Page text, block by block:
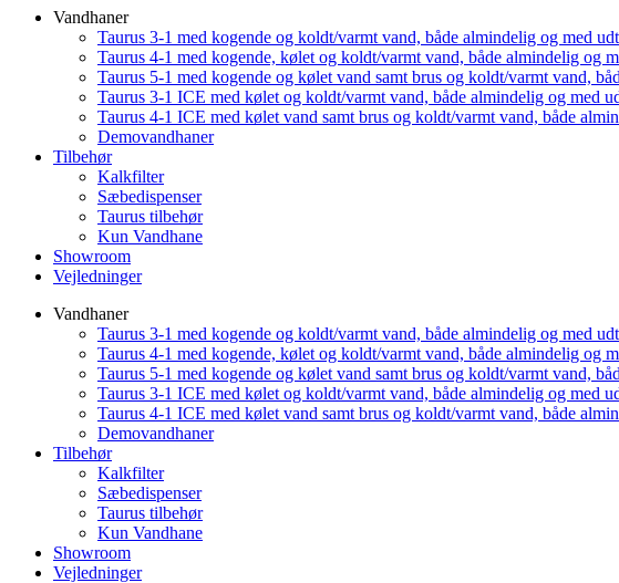
Vandhaner
Taurus 3-1 med kogende og koldt/varmt vand, både almindelig og med
Taurus 4-1 med kogende, kølet og koldt/varmt vand, både almindelig og
Taurus 5-1 med kogende og kølet vand samt brus og koldt/varmt vand,
Taurus 3-1 ICE med kølet og koldt/varmt vand, både almindelig og med
Taurus 4-1 ICE med kølet vand samt brus og koldt/varmt vand, både
Demovandhaner
Tilbehør
Kalkfilter
Sæbedispenser
Taurus tilbehør
Kun Vandhane
Showroom
Vejledninger
Vandhaner
Taurus 3-1 med kogende og koldt/varmt vand, både almindelig og med
Taurus 4-1 med kogende, kølet og koldt/varmt vand, både almindelig og
Taurus 5-1 med kogende og kølet vand samt brus og koldt/varmt vand,
Taurus 3-1 ICE med kølet og koldt/varmt vand, både almindelig og med
Taurus 4-1 ICE med kølet vand samt brus og koldt/varmt vand, både
Demovandhaner
Tilbehør
Kalkfilter
Sæbedispenser
Taurus tilbehør
Kun Vandhane
Showroom
Vejledninger